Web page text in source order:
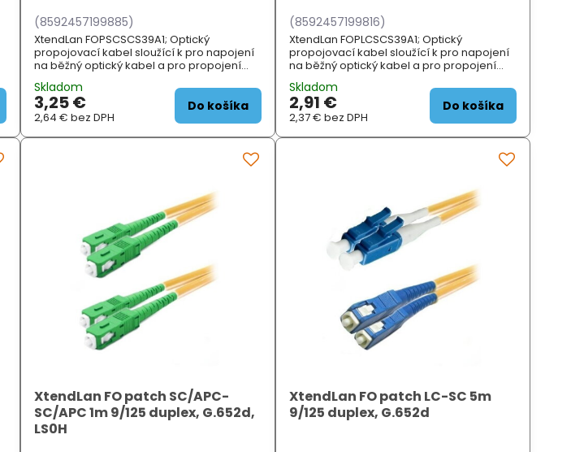
(8592457199885)
XtendLan FOPSCSCS39A1; Optický
propojovací kabel sloužící k pro napojení
na běžný optický kabel a pro propojení
jednotlivých optický modulů.Použitý
ultraflexibilní optický kabel dovoluje velmi
malý poloměr ohybu...
Skladom
3,25 €
2,64 €bez DPH
Do košíka
(8592457199816)
XtendLan FOPLCSCS39A1; Optický
propojovací kabel sloužící k pro napojení
na běžný optický kabel a pro propojení
jednotlivých optický modulů. Použitý
ultraflexibilní optický kabel dovoluje velmi
malý poloměr ohybu...
Skladom
2,91 €
2,37 €bez DPH
Do košíka
XtendLan FO patch SC/APC-
SC/APC 1m 9/125 duplex, G.652d,
LS0H
XtendLan FO patch LC-SC 5m
9/125 duplex, G.652d